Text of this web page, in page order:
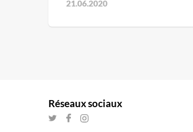
21.06.2020
Réseaux sociaux